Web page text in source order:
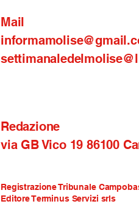
Mail
Redazione
via GB Vico 19 86100
Registrazione Tribunale
Editore Terminus Servizi srls